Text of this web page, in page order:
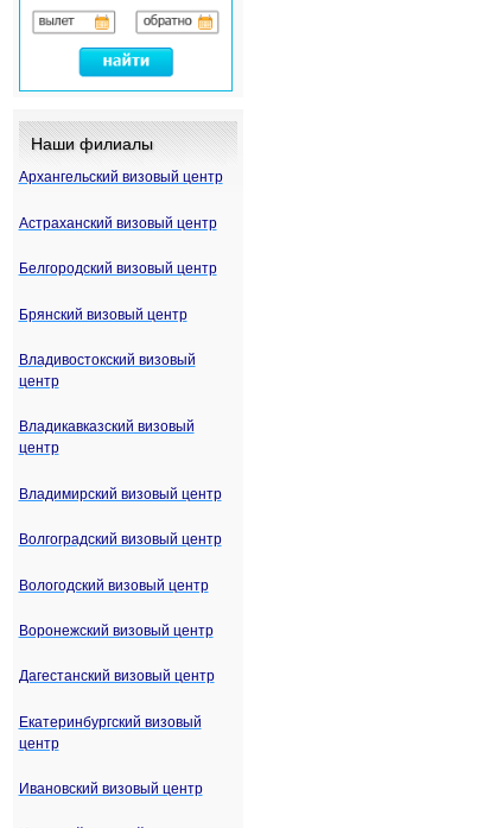
Наши филиалы
Архангельский визовый центр
Астраханский визовый центр
Белгородский визовый центр
Брянский визовый центр
Владивостокский визовый
центр
Владикавказский визовый
центр
Владимирский визовый центр
Волгоградский визовый центр
Вологодский визовый центр
Воронежский визовый центр
Дагестанский визовый центр
Екатеринбургский визовый
центр
Ивановский визовый центр